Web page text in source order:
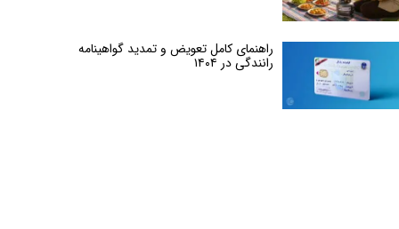
راهنمای کامل تعویض و تمدید گواهینامه
رانندگی در ۱۴۰۴